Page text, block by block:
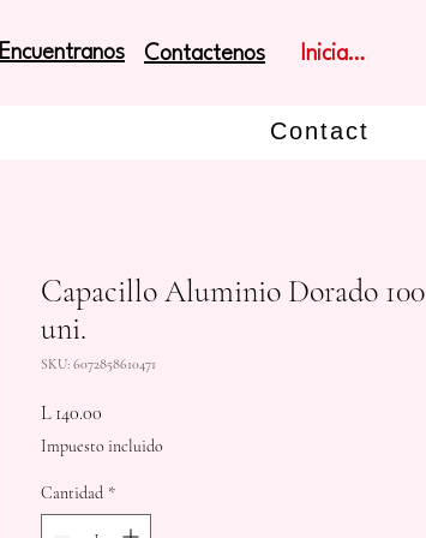
Encuentranos Contactenos Iniciar sesión
Contact
Capacillo Aluminio Dorado 100
uni.
SKU: 6072858610471
L 140.00
Impuesto incluido
Cantidad *